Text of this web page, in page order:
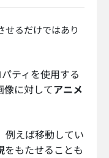
せるだけではあり
ティを使用する
像に対してアニメ
例えば移動してい
をもたせることも